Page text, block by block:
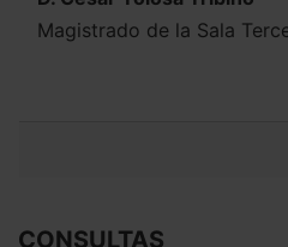
Magistrado de la Sala
CONSULTAS